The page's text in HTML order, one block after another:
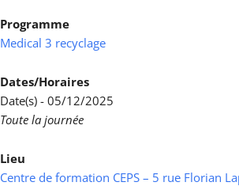
Programme
Medical 3 recyclage
Dates/Horaires
Date(s) - 05/12/2025
Toute la journée
Lieu
Centre de formation CEPS – 5 rue Florian